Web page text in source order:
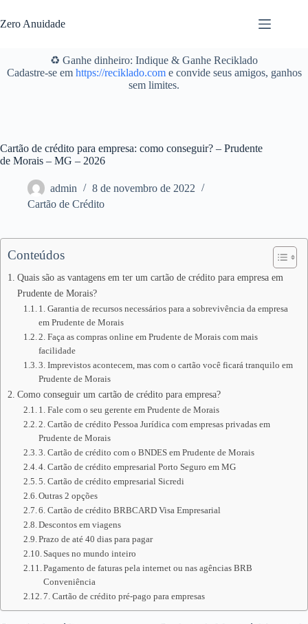
para
o
Zero Anuidade
♻️ Ganhe dinheiro: Indique & Ganhe Reciklado
Cadastre-se em https://reciklado.come convide seus amigos, ganhos
sem limites.
Cartão de crédito para empresa: como conseguir? – Prudente
de Morais – MG – 2026
admin
8 de novembro de 2022
Cartão de Crédito
Conteúdos
Quais são as vantagens em ter um cartão de crédito para empresa em
Prudente de Morais?
1. Garantia de recursos necessários para a sobrevivência da empresa
em Prudente de Morais
2. Faça as compras online em Prudente de Morais com mais
facilidade
3. Imprevistos acontecem, mas com o cartão você ficará tranquilo em
Prudente de Morais
Como conseguir um cartão de crédito para empresa?
1. Fale com o seu gerente em Prudente de Morais
2. Cartão de crédito Pessoa Jurídica com empresas privadas em
Prudente de Morais
3. Cartão de crédito com o BNDES em Prudente de Morais
4. Cartão de crédito empresarial Porto Seguro em MG
5. Cartão de crédito empresarial Sicredi
Outras 2 opções
6. Cartão de crédito BRBCARD Visa Empresarial
Descontos em viagens
Prazo de até 40 dias para pagar
Saques no mundo inteiro
Pagamento de faturas pela internet ou nas agências BRB
Conveniência
7. Cartão de crédito pré-pago para empresas